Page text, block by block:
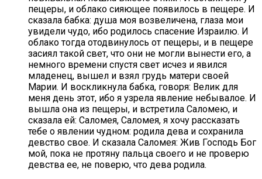
пещеры, и облако сияющее появилось в пещере. И
сказала бабка: душа моя возвеличена, глаза мои
увидели чудо, ибо родилось спасение Израилю. И
облако тогда отодвинулось от пещеры, и в пещере
засиял такой свет, что они не могли вынести его, а
немного времени спустя свет исчез и явился
младенец, вышел и взял грудь матери своей
Марии. И воскликнула бабка, говоря: Велик для
меня день этот, ибо я узрела явление небывалое. И
вышла она из пещеры, и встретила Саломею, и
сказала ей: Саломея, Саломея, я хочу рассказать
тебе о явлении чудном: родила дева и сохранила
девство свое. И сказала Саломея: Жив Господь Бог
мой, пока не протяну пальца своего и не проверю
девства ее, не поверю, что дева родила.